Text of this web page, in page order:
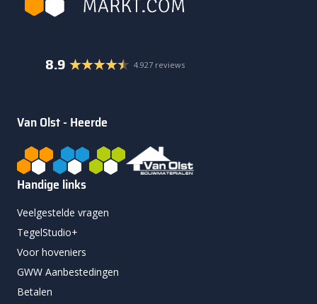
8.9 4.927 reviews
Van Olst - Heerde
Handige links
Veelgestelde vragen
TegelStudio+
Voor hoveniers
GWW Aanbestedingen
Betalen